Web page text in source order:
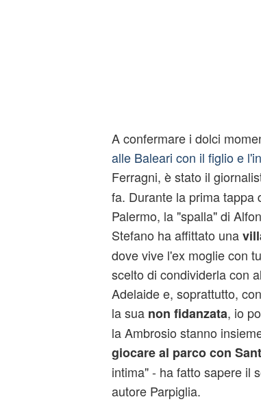
A confermare i dolci
alle Baleari con il figlio e
Ferragni, è stato il
fa. Durante la prima tappa
Palermo, la "spalla" di
Stefano ha affittato una
dove vive l'ex moglie con
scelto di condividerla con
Adelaide e, soprattutto,
la sua non fidanzata, io
la Ambrosio stanno
giocare al parco con
intima" - ha fatto sapere il
autore Parpiglia.